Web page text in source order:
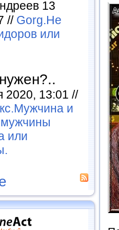
13
// Gorg.Не
или
2020, 13:01 //
и
или